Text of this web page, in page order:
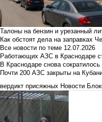
Талоны на бензин и урезанный
Как обстоят дела на заправках
Все новости по теме 12.07.2026
Работающих АЗС в Краснодаре
В Краснодаре снова
Почти 200 АЗС закрыты на
вердикт присяжных Новости